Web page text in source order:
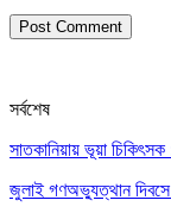
সর্বশেষ
সাতকানিয়ায় ভূয়া
জুলাই গণঅভ্যুত্থান দিবসে